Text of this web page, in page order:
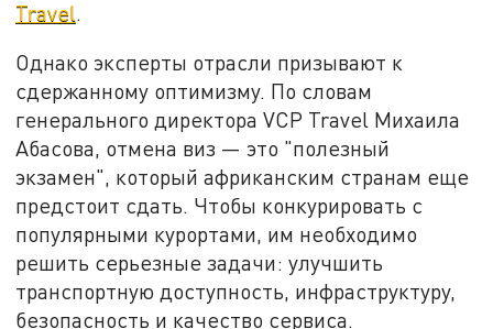
Travel.
Однако эксперты отрасли призывают к
сдержанному оптимизму. По словам
генерального директора VCP Travel Михаила
Абасова, отмена виз — это "полезный
экзамен", который африканским странам еще
предстоит сдать. Чтобы конкурировать с
популярными курортами, им необходимо
решить серьезные задачи: улучшить
транспортную доступность, инфраструктуру,
безопасность и качество сервиса.